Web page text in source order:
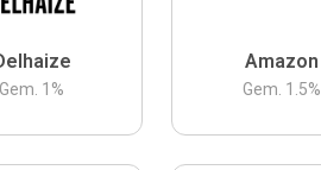
Gem. 1 %
Amazon
Gem. 1.5%